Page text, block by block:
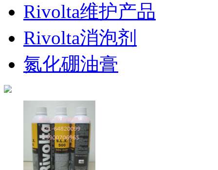
Rivolta维护产品
Rivolta消泡剂
氮化硼油膏